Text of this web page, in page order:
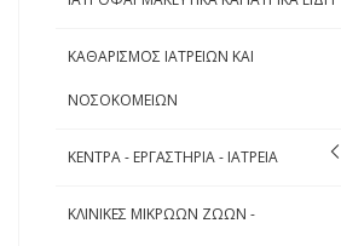
ΚΑΘΑΡΙΣΜΟΣ ΙΑΤΡΕΙΩΝ ΚΑΙ
ΝΟΣΟΚΟΜΕΙΩΝ
ΚΕΝΤΡΑ - ΕΡΓΑΣΤΗΡΙΑ - ΙΑΤΡΕΙΑ
ΚΛΙΝΙΚΕΣ ΜΙΚΡΩΩΝ ΖΩΩΝ -